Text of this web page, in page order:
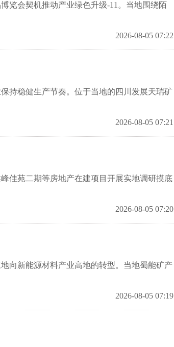
会契机推动产业绿色升级-11。当地围绕陌
2026-08-05 07:22
稳健生产节奏。位于当地的四川发展天瑞矿
2026-08-05 07:21
苑二期等房地产在建项目开展实地调研摸底
2026-08-05 07:20
新能源材料产业高地的转型。当地蜀能矿产
2026-08-05 07:19